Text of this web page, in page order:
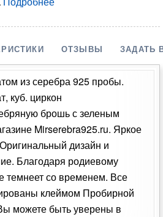
ОТЗЫВЫ ЗАДАТЬ
из серебра 925 пробы.
куб. циркон
брошь с зеленым
Mirserebra925.ru. Яркое
дизайн и
Благодаря родиевому
темнеет со временем. Все
клеймом Пробирной
можете быть уверены в